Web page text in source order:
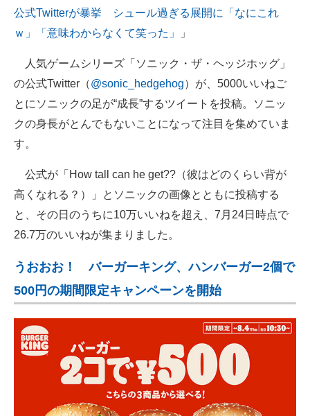
公式Twitterが暴挙 シュール過ぎる展開に「なにこれ
ｗ」「意味わからなくて笑った」
」
人気ゲームシリーズ「ソニック・ザ・ヘッジホッグ」
の公式Twitter（@sonic_hedgehog）が、5000いいねご
とにソニックの足が“成長”するツイートを投稿。ソニッ
クの身長がとんでもないことになって注目を集めていま
す。
公式が「How tall can he get??（彼はどのくらい背が
高くなれる？）」とソニックの画像とともに投稿する
と、その日のうちに10万いいねを超え、7月24日時点で
26.7万のいいねが集まりました。
うおおお！ バーガーキング、ハンバーガー2個で
500円の期間限定キャンペーンを開始